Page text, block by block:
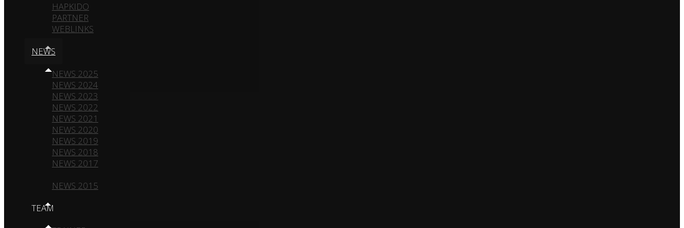
HAPKIDO
PARTNER
WEBLINKS
NEWS
NEWS 2025
NEWS 2024
NEWS 2023
NEWS 2022
NEWS 2021
NEWS 2020
NEWS 2019
NEWS 2018
NEWS 2017
NEWS 2015
TEAM